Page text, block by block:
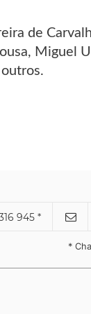
de
Miguel
945 *
*